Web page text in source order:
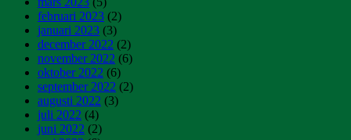
februari 2023 (2)
januari 2023 (3)
december 2022 (2)
november 2022 (6)
oktober 2022 (6)
september 2022 (2)
augusti 2022 (3)
juli 2022 (4)
juni 2022 (2)